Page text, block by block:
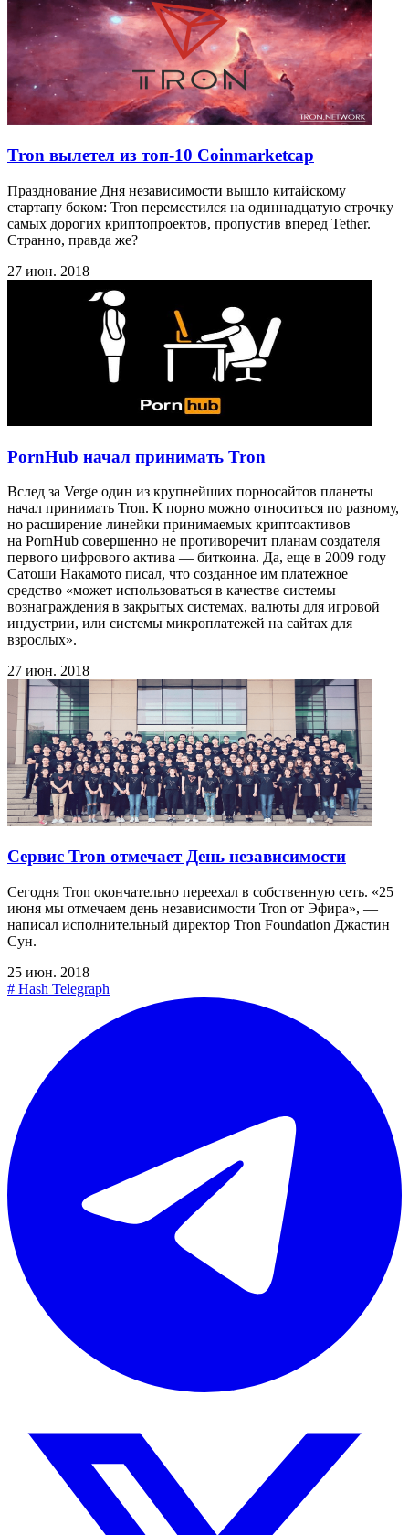
Tron вылетел из топ-10 Сoinmarketcap
Празднование Дня независимости вышло китайскому
стартапу боком: Tron переместился на одиннадцатую строчку
самых дорогих криптопроектов, пропустив вперед Tether.
Странно, правда же?
27 июн. 2018
PornHub начал принимать Tron
Вслед за Verge один из крупнейших порносайтов планеты
начал принимать Tron. К порно можно относиться по разному,
но расширение линейки принимаемых криптоактивов
на PornHub совершенно не противоречит планам создателя
первого цифрового актива — биткоина. Да, еще в 2009 году
Сатоши Накамото писал, что созданное им платежное
средство «может использоваться в качестве системы
вознаграждения в закрытых системах, валюты для игровой
индустрии, или системы микроплатежей на сайтах для
взрослых».
27 июн. 2018
Сервис Tron отмечает День независимости
Сегодня Tron окончательно переехал в собственную сеть. «25
июня мы отмечаем день независимости Tron от Эфира», —
написал исполнительный директор Tron Foundation Джастин
Сун.
25 июн. 2018
# Hash Telegraph